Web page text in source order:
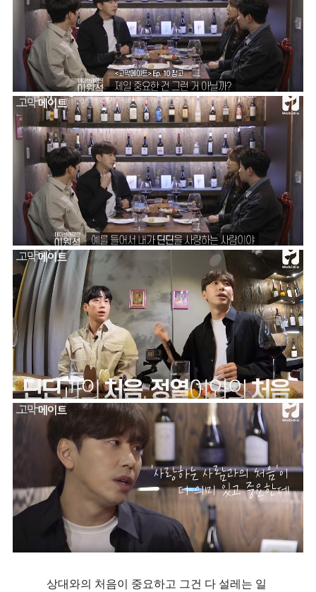
상대와의 처음이 중요하고 그건 다 설레는 일